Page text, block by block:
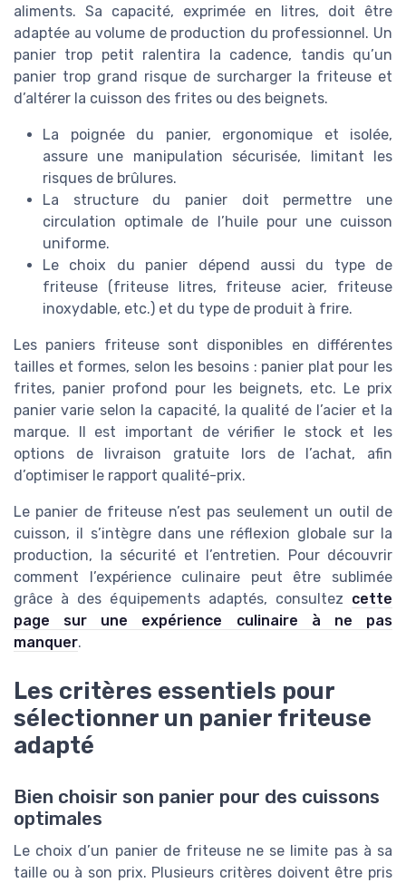
aliments. Sa capacité, exprimée en litres, doit être
adaptée au volume de production du professionnel. Un
panier trop petit ralentira la cadence, tandis qu’un
panier trop grand risque de surcharger la friteuse et
d’altérer la cuisson des frites ou des beignets.
La poignée du panier, ergonomique et isolée,
assure une manipulation sécurisée, limitant les
risques de brûlures.
La structure du panier doit permettre une
circulation optimale de l’huile pour une cuisson
uniforme.
Le choix du panier dépend aussi du type de
friteuse (friteuse litres, friteuse acier, friteuse
inoxydable, etc.) et du type de produit à frire.
Les paniers friteuse sont disponibles en différentes
tailles et formes, selon les besoins : panier plat pour les
frites, panier profond pour les beignets, etc. Le prix
panier varie selon la capacité, la qualité de l’acier et la
marque. Il est important de vérifier le stock et les
options de livraison gratuite lors de l’achat, afin
d’optimiser le rapport qualité-prix.
Le panier de friteuse n’est pas seulement un outil de
cuisson, il s’intègre dans une réflexion globale sur la
production, la sécurité et l’entretien. Pour découvrir
comment l’expérience culinaire peut être sublimée
grâce à des équipements adaptés, consultez cette
page sur une expérience culinaire à ne pas
manquer.
Les critères essentiels pour
sélectionner un panier friteuse
adapté
Bien choisir son panier pour des cuissons
optimales
Le choix d’un panier de friteuse ne se limite pas à sa
taille ou à son prix. Plusieurs critères doivent être pris